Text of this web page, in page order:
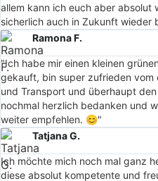
allem kann ich euch aber absolut
sicherlich auch in Zukunft wieder
Ramona F.
"Ich habe mir einen kleinen
gekauft, bin super zufrieden vom
und Transport und überhaupt
nochmal herzlich bedanken und
weiter empfehlen. 😊"
Tatjana G.
Ich möchte mich noch mal ganz
diese absolut kompetente und